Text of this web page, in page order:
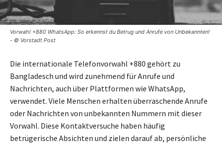
Vorwahl +880 WhatsApp: So erkennst du Betrug und Anrufe von Unbekannten!
- © Vorstadt Post
Die internationale Telefonvorwahl +880 gehört zu
Bangladesch und wird zunehmend für Anrufe und
Nachrichten, auch über Plattformen wie WhatsApp,
verwendet. Viele Menschen erhalten überraschende Anrufe
oder Nachrichten von unbekannten Nummern mit dieser
Vorwahl. Diese Kontaktversuche haben häufig
betrügerische Absichten und zielen darauf ab, persönliche